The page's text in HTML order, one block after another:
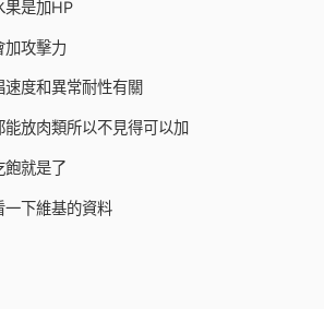
果是加HP
加攻擊力
度和異常耐性有關
放肉類所以不見得可以加
飽就是了
一下維基的資料